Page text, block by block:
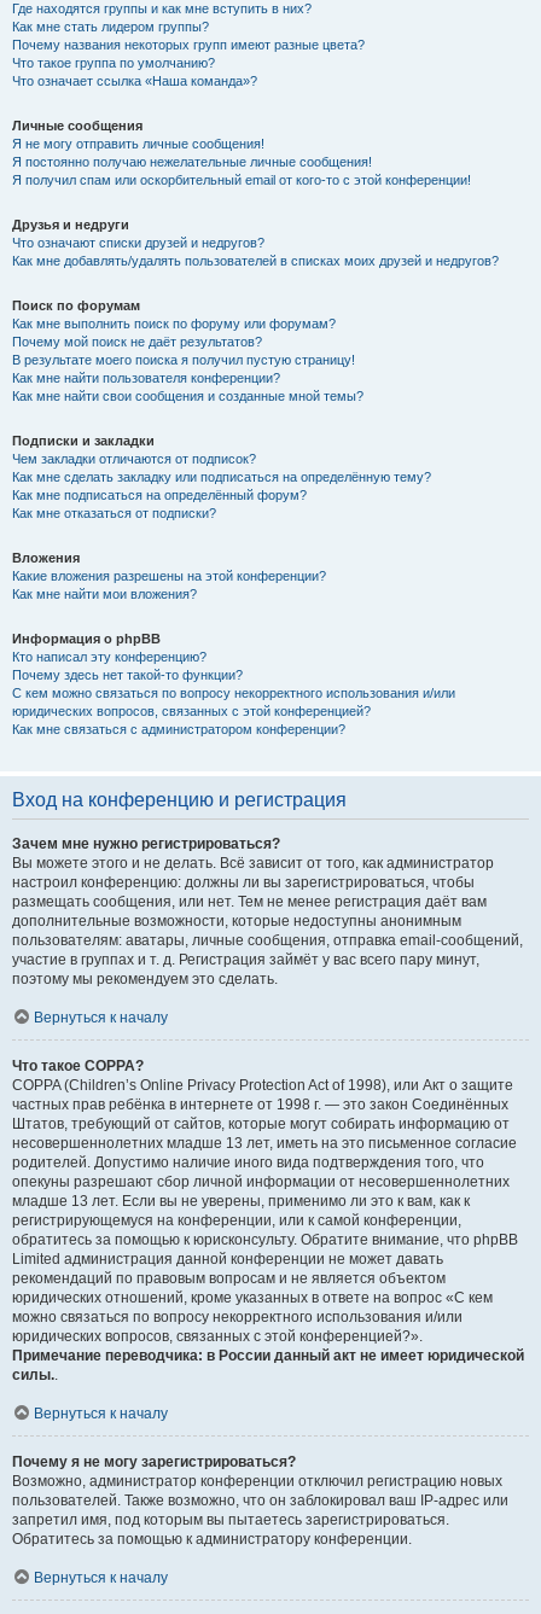
Где находятся группы и как мне вступить в них?
Как мне стать лидером группы?
Почему названия некоторых групп имеют разные цвета?
Что такое группа по умолчанию?
Что означает ссылка «Наша команда»?
Личные сообщения
Я не могу отправить личные сообщения!
Я постоянно получаю нежелательные личные сообщения!
Я получил спам или оскорбительный email от кого-то с этой конференции!
Друзья и недруги
Что означают списки друзей и недругов?
Как мне добавлять/удалять пользователей в списках моих друзей и недругов?
Поиск по форумам
Как мне выполнить поиск по форуму или форумам?
Почему мой поиск не даёт результатов?
В результате моего поиска я получил пустую страницу!
Как мне найти пользователя конференции?
Как мне найти свои сообщения и созданные мной темы?
Подписки и закладки
Чем закладки отличаются от подписок?
Как мне сделать закладку или подписаться на определённую тему?
Как мне подписаться на определённый форум?
Как мне отказаться от подписки?
Вложения
Какие вложения разрешены на этой конференции?
Как мне найти мои вложения?
Информация о phpBB
Кто написал эту конференцию?
Почему здесь нет такой-то функции?
С кем можно связаться по вопросу некорректного использования и/или
юридических вопросов, связанных с этой конференцией?
Как мне связаться с администратором конференции?
Вход на конференцию и регистрация
Зачем мне нужно регистрироваться?
Вы можете этого и не делать. Всё зависит от того, как администратор
настроил конференцию: должны ли вы зарегистрироваться, чтобы
размещать сообщения, или нет. Тем не менее регистрация даёт вам
дополнительные возможности, которые недоступны анонимным
пользователям: аватары, личные сообщения, отправка email-сообщений,
участие в группах и т. д. Регистрация займёт у вас всего пару минут,
поэтому мы рекомендуем это сделать.
Вернуться к началу
Что такое COPPA?
COPPA (Children’s Online Privacy Protection Act of 1998), или Акт о защите
частных прав ребёнка в интернете от 1998 г. — это закон Соединённых
Штатов, требующий от сайтов, которые могут собирать информацию от
несовершеннолетних младше 13 лет, иметь на это письменное согласие
родителей. Допустимо наличие иного вида подтверждения того, что
опекуны разрешают сбор личной информации от несовершеннолетних
младше 13 лет. Если вы не уверены, применимо ли это к вам, как к
регистрирующемуся на конференции, или к самой конференции,
обратитесь за помощью к юрисконсульту. Обратите внимание, что phpBB
Limited администрация данной конференции не может давать
рекомендаций по правовым вопросам и не является объектом
юридических отношений, кроме указанных в ответе на вопрос «С кем
можно связаться по вопросу некорректного использования и/или
юридических вопросов, связанных с этой конференцией?».
Примечание переводчика: в России данный акт не имеет юридической
силы..
Вернуться к началу
Почему я не могу зарегистрироваться?
Возможно, администратор конференции отключил регистрацию новых
пользователей. Также возможно, что он заблокировал ваш IP-адрес или
запретил имя, под которым вы пытаетесь зарегистрироваться.
Обратитесь за помощью к администратору конференции.
Вернуться к началу